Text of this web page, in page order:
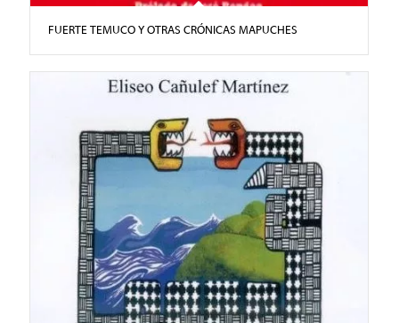
FUERTE TEMUCO Y OTRAS CRÓNICAS MAPUCHES